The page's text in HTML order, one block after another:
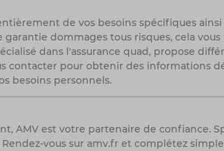
de vos besoins spécifiques
dommages tous risques, cela
dans l'assurance quad, propose
contacter pour obtenir des informations
besoins personnels.
AMV est votre partenaire de confiance.
Rendez-vous sur amv.fr et complétez